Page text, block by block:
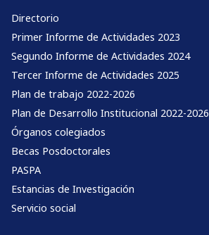
Directorio
Primer Informe de Actividades 2023
Segundo Informe de Actividades 2024
Tercer Informe de Actividades 2025
Plan de trabajo 2022-2026
Plan de Desarrollo Institucional 2022-2026
Órganos colegiados
Becas Posdoctorales
PASPA
Estancias de Investigación
Servicio social